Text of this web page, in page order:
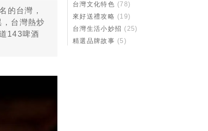
的台灣，
台灣熱炒
143啤酒
台灣文化特色 (78)
來好送禮攻略 (19)
台灣生活小妙招 (25)
精選品牌故事 (5)